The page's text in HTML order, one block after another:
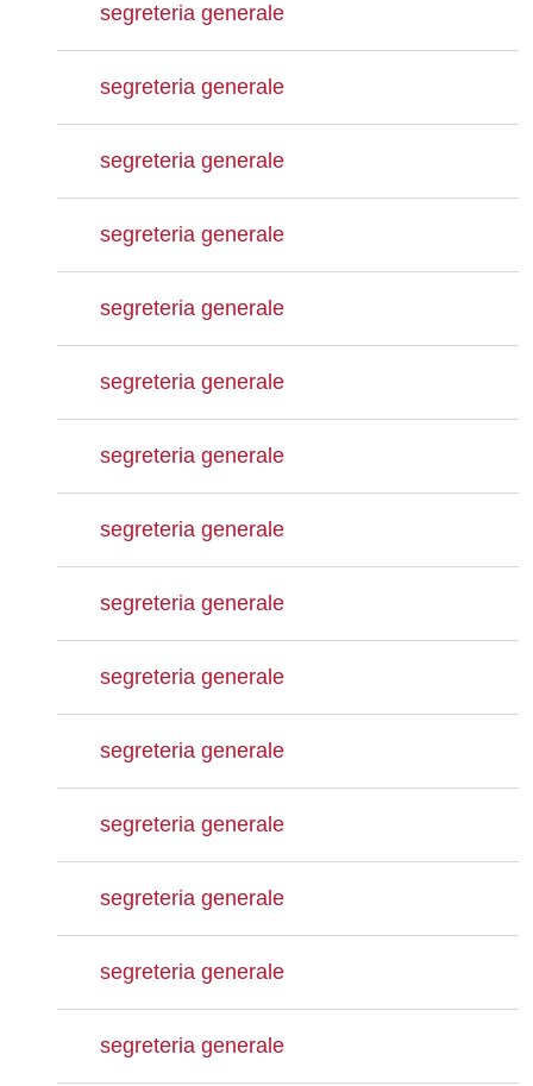
segreteria generale
segreteria generale
segreteria generale
segreteria generale
segreteria generale
segreteria generale
segreteria generale
segreteria generale
segreteria generale
segreteria generale
segreteria generale
segreteria generale
segreteria generale
segreteria generale
segreteria generale